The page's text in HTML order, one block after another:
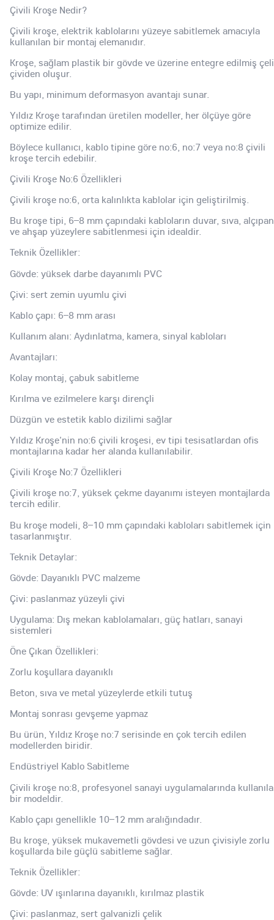
Çivili Kroşe Nedir?
Çivili kroşe, elektrik kablolarını yüzeye sabitlemek amacıyla
kullanılan bir montaj elemanıdır.
Kroşe, sağlam plastik bir gövde ve üzerine entegre edilmiş
çividen oluşur.
Bu yapı, minimum deformasyon avantajı sunar.
Yıldız Kroşe tarafından üretilen modeller, her ölçüye göre
optimize edilir.
Böylece kullanıcı, kablo tipine göre no:6, no:7 veya no:8 çivili
kroşe tercih edebilir.
Çivili Kroşe No:6 Özellikleri
Çivili kroşe no:6, orta kalınlıkta kablolar için geliştirilmiş.
Bu kroşe tipi, 6–8 mm çapındaki kabloların duvar, sıva, alçıpan
ve ahşap yüzeylere sabitlenmesi için idealdir.
Teknik Özellikler:
Gövde: yüksek darbe dayanımlı PVC
Çivi: sert zemin uyumlu çivi
Kablo çapı: 6–8 mm arası
Kullanım alanı: Aydınlatma, kamera, sinyal kabloları
Avantajları:
Kolay montaj, çabuk sabitleme
Kırılma ve ezilmelere karşı dirençli
Düzgün ve estetik kablo dizilimi sağlar
Yıldız Kroşe'nin no:6 çivili kroşesi, ev tipi tesisatlardan ofis
montajlarına kadar her alanda kullanılabilir.
Çivili Kroşe No:7 Özellikleri
Çivili kroşe no:7, yüksek çekme dayanımı isteyen montajlarda
tercih edilir.
Bu kroşe modeli, 8–10 mm çapındaki kabloları sabitlemek için
tasarlanmıştır.
Teknik Detaylar:
Gövde: Dayanıklı PVC malzeme
Çivi: paslanmaz yüzeyli çivi
Uygulama: Dış mekan kablolamaları, güç hatları, sanayi
sistemleri
Öne Çıkan Özellikleri:
Zorlu koşullara dayanıklı
Beton, sıva ve metal yüzeylerde etkili tutuş
Montaj sonrası gevşeme yapmaz
Bu ürün, Yıldız Kroşe no:7 serisinde en çok tercih edilen
modellerden biridir.
Endüstriyel Kablo Sabitleme
Çivili kroşe no:8, profesyonel sanayi uygulamalarında
bir modeldir.
Kablo çapı genellikle 10–12 mm aralığındadır.
Bu kroşe, yüksek mukavemetli gövdesi ve uzun çivisiyle zorlu
koşullarda bile güçlü sabitleme sağlar.
Teknik Özellikler:
Gövde: UV ışınlarına dayanıklı, kırılmaz plastik
Çivi: paslanmaz, sert galvanizli çelik